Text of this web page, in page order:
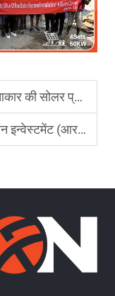
की आवश्यकता है?
(आरओआई) क्या है?